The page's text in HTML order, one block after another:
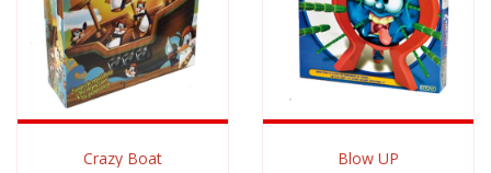
Crazy Boat Blow UP